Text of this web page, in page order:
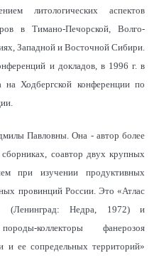
литологических аспектов
в Тимано-Печорской, Волго-
Западной и Восточной Сибири.
и докладов, в 1996 г. в
на Ходбергской конференции по
Павловны. Она - автор более
соавтор двух крупных
при изучении продуктивных
провинций России. Это «Атлас
(Ленинград: Недра, 1972) и
коллекторы фанерозоя
и ее сопредельных территорий»